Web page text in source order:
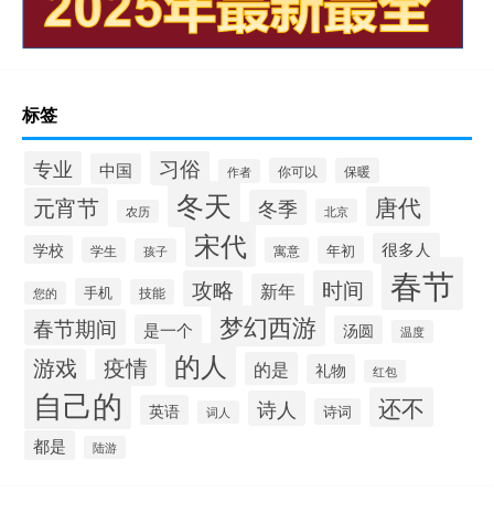
标签
专业 中国 习俗 作者 你可以 保暖
元宵节 农历 冬天 冬季 北京 唐代
学校 学生 孩子 宋代 寓意 年初 很多人
您的 手机 技能 攻略 新年 时间 春节
春节期间 是一个 梦幻西游 汤圆 温度
游戏 疫情 的人 的是 礼物 红包
自己的 英语 词人 诗人 诗词 还不
都是 陆游